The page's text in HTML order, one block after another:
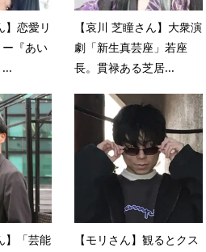
】恋愛リ
『あい
【哀川 芝瞳さん】大衆演
劇「新生真芸座」若座
長。貫禄ある芝居...
】「芸能
【モリさん】観るとクス